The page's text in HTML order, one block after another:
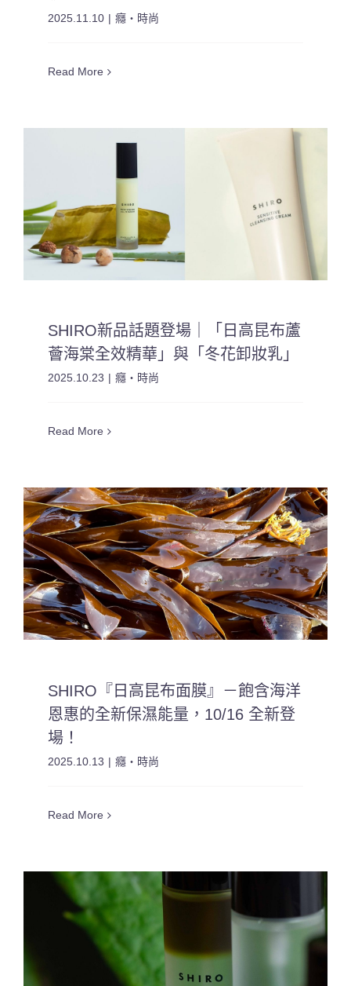
2025.11.10 | 癮・時尚
Read More
SHIRO新品話題登場｜「日高昆布蘆
薈海棠全效精華」與「冬花卸妝乳」
2025.10.23 | 癮・時尚
Read More
SHIRO『日高昆布面膜』－飽含海洋
恩惠的全新保濕能量，10/16 全新登
場！
2025.10.13 | 癮・時尚
Read More